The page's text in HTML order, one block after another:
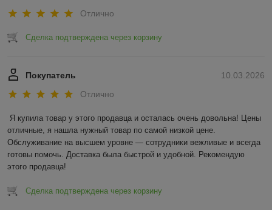
Отлично
Сделка подтверждена через корзину
10.03.2026
Покупатель
Отлично
Я купила товар у этого продавца и осталась очень довольна! Цены
отличные, я нашла нужный товар по самой низкой цене.
Обслуживание на высшем уровне — сотрудники вежливые и всегда
готовы помочь. Доставка была быстрой и удобной. Рекомендую
этого продавца!
Сделка подтверждена через корзину